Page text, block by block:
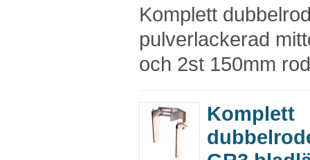
Komplett
pulverlackerad
och 2st 150mm
Komplett